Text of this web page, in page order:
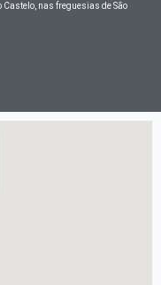
nas freguesias de São